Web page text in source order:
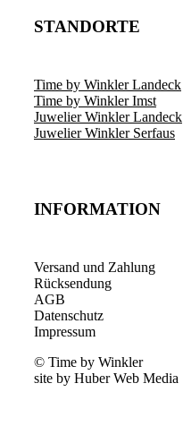
STANDORTE
Time by Winkler Landeck
Time by Winkler Imst
Juwelier Winkler Landeck
Juwelier Winkler Serfaus
INFORMATION
Versand und Zahlung
Rücksendung
AGB
Datenschutz
Impressum
© Time by Winkler
site by Huber Web Media